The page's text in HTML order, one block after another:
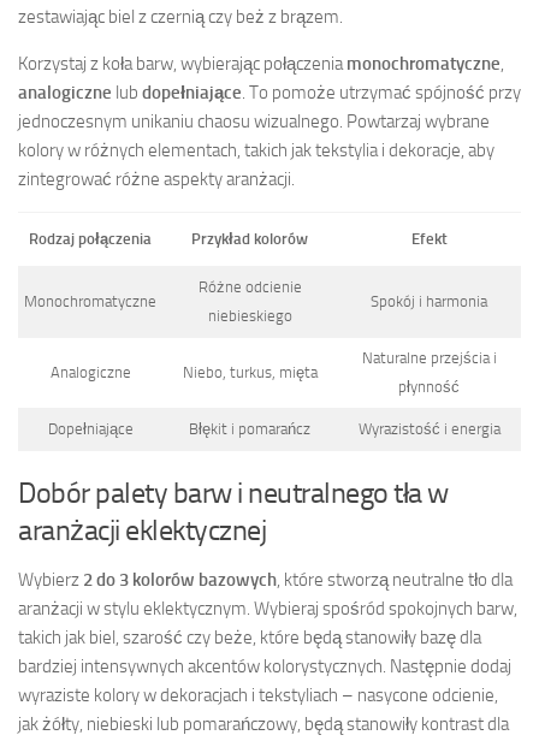
zestawiając biel z czernią czy beż z brązem.
Korzystaj z koła barw, wybierając połączenia monochromatyczne
analogiczne lub dopełniające . To pomoże utrzymać spójność przy
jednoczesnym unikaniu chaosu wizualnego. Powtarzaj wybrane
kolory w różnych elementach, takich jak tekstylia i dekoracje, aby
zintegrować różne aspekty aranżacji.
Rodzaj połączenia Przykład kolorów Efekt
Monochromatyczne
Różne odcienie
niebieskiego
Spokój i harmonia
Analogiczne Niebo, turkus, mięta
Naturalne przejścia i
płynność
Dopełniające Błękit i pomarańcz Wyrazistość i energia
Dobór palety barw i neutralnego tła w
aranżacji eklektycznej
Wybierz 2 do 3 kolorów bazowych, które stworzą neutralne tło dla
aranżacji w stylu eklektycznym. Wybieraj spośród spokojnych barw,
takich jak biel, szarość czy beże, które będą stanowiły bazę dla
bardziej intensywnych akcentów kolorystycznych. Następnie dodaj
wyraziste kolory w dekoracjach i tekstyliach – nasycone odcienie,
jak żółty, niebieski lub pomarańczowy, będą stanowiły kontrast dla